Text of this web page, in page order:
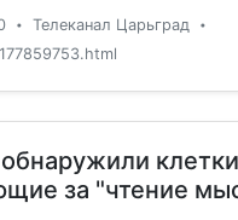
области", -
ДНР Валентин
• Телеканал Царьград •
за "чтение